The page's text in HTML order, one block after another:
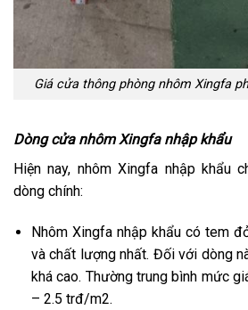
Giá cửa thông phòng nhôm Xingfa
Dòng cửa nhôm Xingfa nhập khẩu
Hiện nay, nhôm Xingfa nhập khẩu
dòng chính:
Nhôm Xingfa nhập khẩu có tem
và chất lượng nhất. Đối với dòng
khá cao. Thường trung bình mức
– 2.5 trđ/m2.